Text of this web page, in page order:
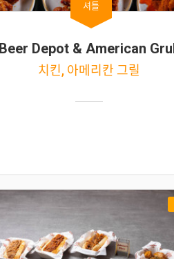
셔틀
Depot & American
치킨, 아메리칸 그릴